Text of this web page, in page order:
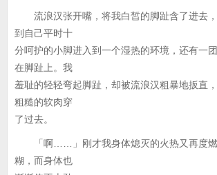
流浪汉张开嘴，将我白皙的脚趾含了进去
到自己平时十
分呵护的小脚进入到一个湿热的环境，还有一
在脚趾上。我
羞耻的轻轻弯起脚趾，却被流浪汉粗暴地扳直
粗糙的软肉穿
了过去。
「啊……」刚才我身体熄灭的火热又再度燃
糊，而身体也